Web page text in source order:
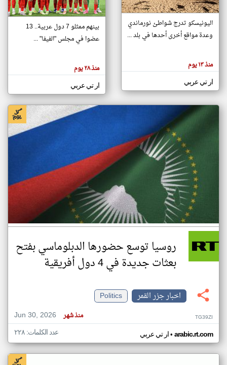
تغيير الدولة
اخبار جزر القمر على مدار الساعة
أهم اخبار جزر القمر العاجلة والمباشرة
هنا عن
وجهة
كاتبيها.
اليونيسكو تدرج شواطئ نورماندي
وعدة مواقع أخرى أحدها في بلد ...
منذ ١٣ يوم
ار تي عربي
بينهم ممثلو 7 دول عربية.. 13
عضوا في مجلس "الفيفا" ...
منذ ٢٨ يوم
ار تي عربي
روسيا توسع حضورها الدبلوماسي بفتح
بعثات جديدة في 4 دول أفريقية
اخبار جزر القمر
Politics
Jun 30, 2026
منذ شهر TG39ZI
ار تي عربي• arabic.rt.com عدد الكلمات: ٢٢٨
klyoum.com